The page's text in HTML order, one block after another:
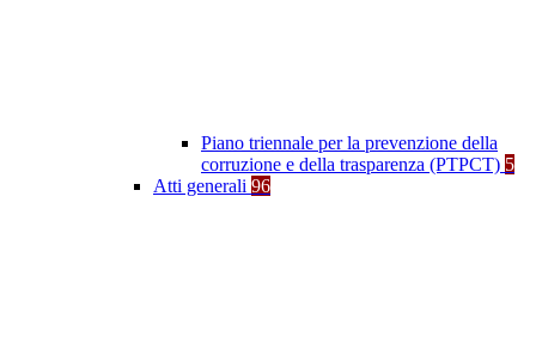
Piano triennale per la prevenzione della
corruzione e della trasparenza (PTPCT) 5
Atti generali 96